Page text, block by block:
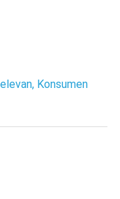
Konsumen